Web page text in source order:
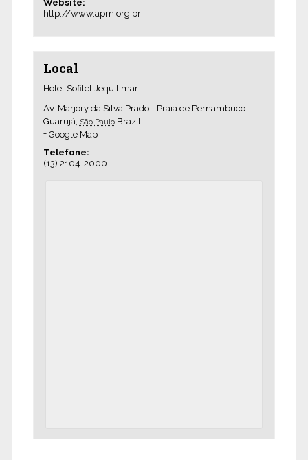
Website:
http://www.apm.org.br
Local
Hotel Sofitel Jequitimar
Av. Marjory da Silva Prado - Praia de Pernambuco
Guarujá, São Paulo Brazil
+ Google Map
Telefone:
(13) 2104-2000